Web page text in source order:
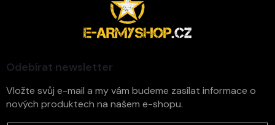
Odebírat newsletter
Vložte svůj e-mail a my vám budeme zasílat informace o
nových produktech na našem e-shopu.